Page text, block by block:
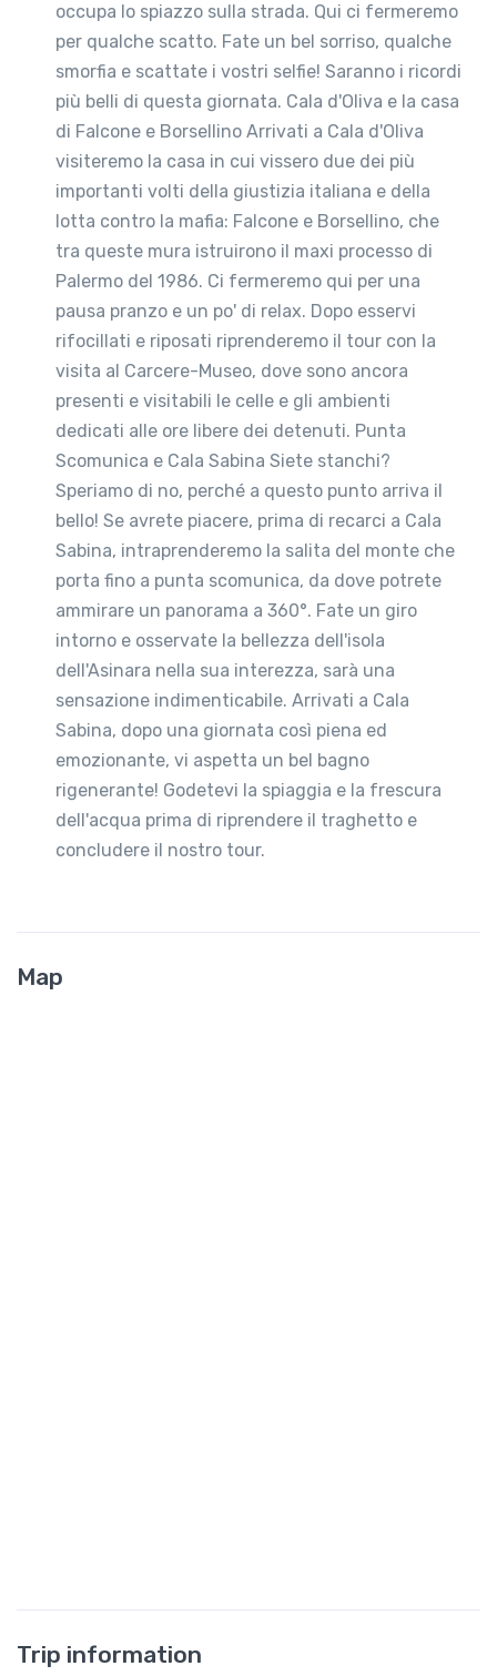
occupa lo spiazzo sulla strada. Qui ci fermeremo
per qualche scatto. Fate un bel sorriso, qualche
smorfia e scattate i vostri selfie! Saranno i ricordi
più belli di questa giornata. Cala d'Oliva e la casa
di Falcone e Borsellino Arrivati a Cala d'Oliva
visiteremo la casa in cui vissero due dei più
importanti volti della giustizia italiana e della
lotta contro la mafia: Falcone e Borsellino, che
tra queste mura istruirono il maxi processo di
Palermo del 1986. Ci fermeremo qui per una
pausa pranzo e un po' di relax. Dopo esservi
rifocillati e riposati riprenderemo il tour con la
visita al Carcere-Museo, dove sono ancora
presenti e visitabili le celle e gli ambienti
dedicati alle ore libere dei detenuti. Punta
Scomunica e Cala Sabina Siete stanchi?
Speriamo di no, perché a questo punto arriva il
bello! Se avrete piacere, prima di recarci a Cala
Sabina, intraprenderemo la salita del monte che
porta fino a punta scomunica, da dove potrete
ammirare un panorama a 360°. Fate un giro
intorno e osservate la bellezza dell'isola
dell'Asinara nella sua interezza, sarà una
sensazione indimenticabile. Arrivati a Cala
Sabina, dopo una giornata così piena ed
emozionante, vi aspetta un bel bagno
rigenerante! Godetevi la spiaggia e la frescura
dell'acqua prima di riprendere il traghetto e
concludere il nostro tour.
Map
Trip information